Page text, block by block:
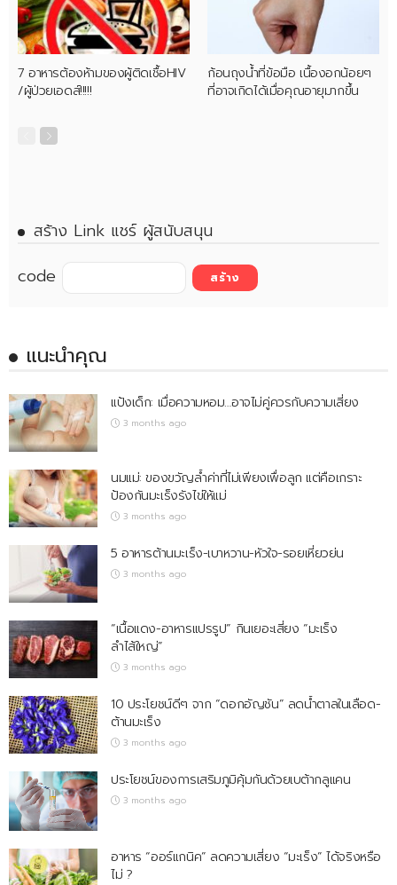
7 อาหารต้องห้ามของผู้ติดเชื้อHIV
/ผู้ป่วยเอดส์!!!!!
ก้อนถุงน้ำที่ข้อมือ เนื้องอกน้อยๆ
ที่อาจเกิดได้เมื่อคุณอายุมากขึ้น
สร้าง Link แชร์ ผู้สนับสนุน
code
แนะนำคุณ
แป้งเด็ก: เมื่อความหอม…อาจไม่คู่ควรกับความเสี่ยง
3 months ago
นมแม่: ของขวัญล้ำค่าที่ไม่เพียงเพื่อลูก แต่คือเกราะ
ป้องกันมะเร็งรังไข่ให้แม่
3 months ago
5 อาหารต้านมะเร็ง-เบาหวาน-หัวใจ-รอยเหี่ยวย่น
3 months ago
“เนื้อแดง-อาหารแปรรูป” กินเยอะเสี่ยง “มะเร็ง
ลำไส้ใหญ่”
3 months ago
10 ประโยชน์ดีๆ จาก “ดอกอัญชัน” ลดน้ำตาลในเลือด-
ต้านมะเร็ง
3 months ago
ประโยชน์ของการเสริมภูมิคุ้มกันด้วยเบต้ากลูแคน
3 months ago
อาหาร “ออร์แกนิค” ลดความเสี่ยง “มะเร็ง” ได้จริงหรือ
ไม่ ?